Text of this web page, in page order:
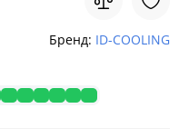
Бренд: ID-COOLING